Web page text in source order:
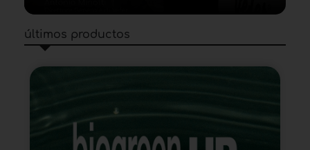
últimos productos